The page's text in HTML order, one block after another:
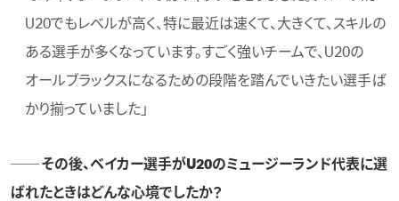
U20でもレベルが高く、特に最近は速くて、大きくて、スキルの
ある選手が多くなっています。すごく強いチームで、U20の
オールブラックスになるための段階を踏んでいきたい選手ば
かり揃っていました」
── その後、ベイカー選手がU20のミュージーランド代表に選
ばれたときはどんな心境でしたか？